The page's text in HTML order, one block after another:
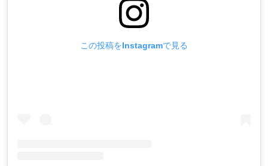
この投稿をInstagramで見る